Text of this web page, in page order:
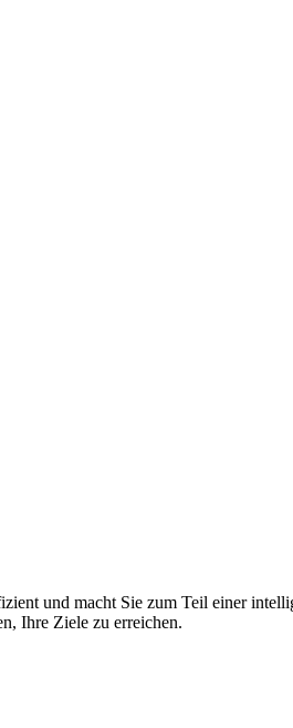
und macht Sie zum Teil einer
Ihre Ziele zu erreichen.